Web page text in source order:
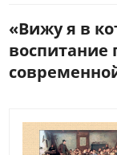
«Вижу я в